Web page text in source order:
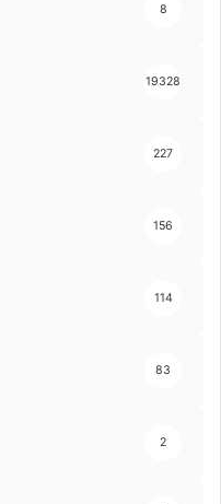
8
19328
227
156
114
83
2